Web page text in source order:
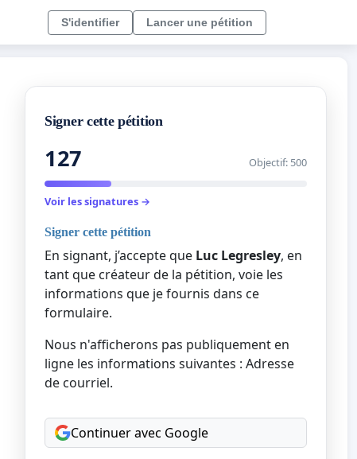
S'identifier Lancer une pétition
Signer cette pétition
127 Objectif: 500
Voir les signatures →
Signer cette pétition
En signant, j’accepte que Luc Legresley, en
tant que créateur de la pétition, voie les
informations que je fournis dans ce
formulaire.
Nous n'afficherons pas publiquement en
ligne les informations suivantes : Adresse
de courriel.
Continuer avec Google